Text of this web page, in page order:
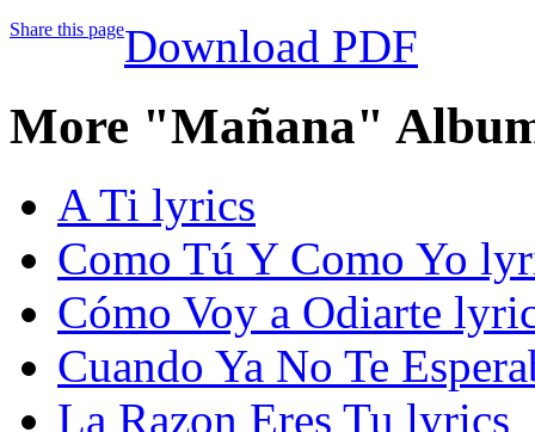
Share this pageDownload PDF
More "Mañana"
A Ti lyrics
Como Tú Y Como Yo
Cómo Voy a Odiarte
Cuando Ya No Te
La Razon Eres Tu lyrics